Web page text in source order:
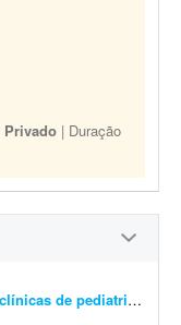
Privado | Duração
Criar 16 carrosséis para Instagram para clínicas de pediatria
-